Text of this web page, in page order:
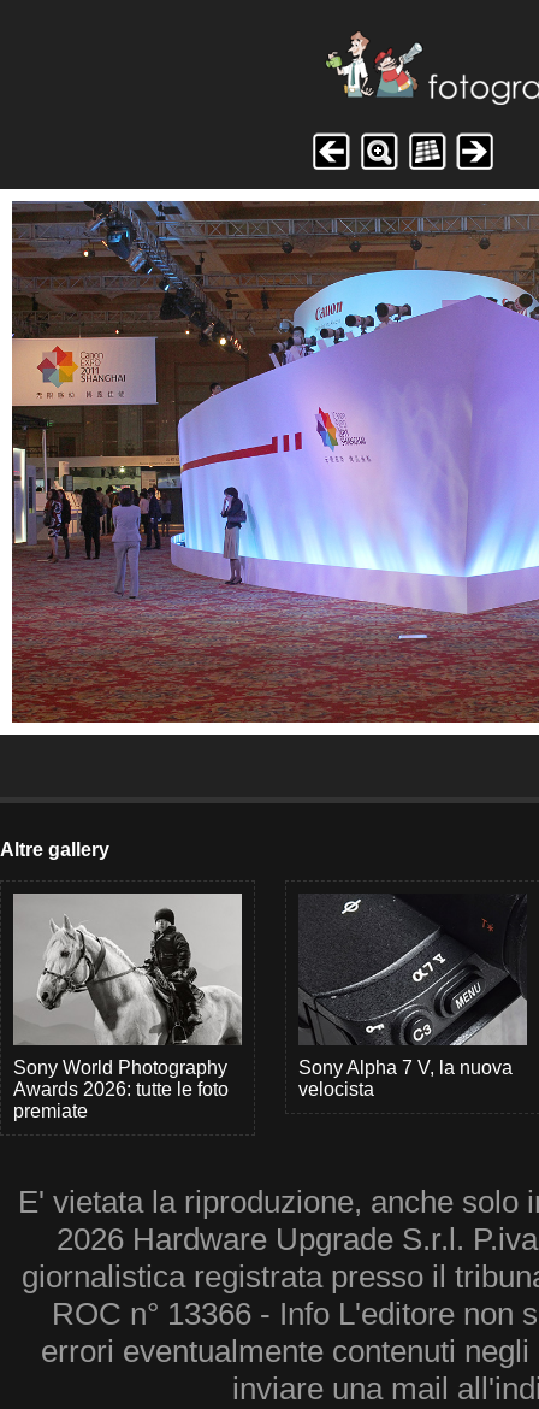
Altre gallery
Sony World Photography
Awards 2026: tutte le foto
premiate
Sony Alpha 7 V, la nuova
velocista
E' vietata la riproduzione, anche solo
2026 Hardware Upgrade S.r.l.
giornalistica registrata presso il
ROC n° 13366 - Info L'editore non
errori eventualmente contenuti
inviare una mail